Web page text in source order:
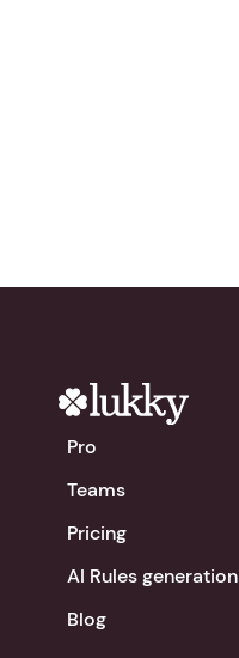
Pro
Teams
Pricing
AI Rules generation
Blog